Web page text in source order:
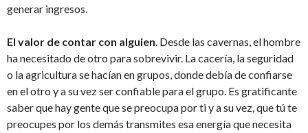
generar ingresos.
El valor de contar con alguien. Desde las cavernas, el hombre
ha necesitado de otro para sobrevivir. La cacería, la seguridad
o la agricultura se hacían en grupos, donde debía de confiarse
en el otro y a su vez ser confiable para el grupo. Es gratificante
saber que hay gente que se preocupa por ti y a su vez, que tú te
preocupes por los demás transmites esa energía que necesita